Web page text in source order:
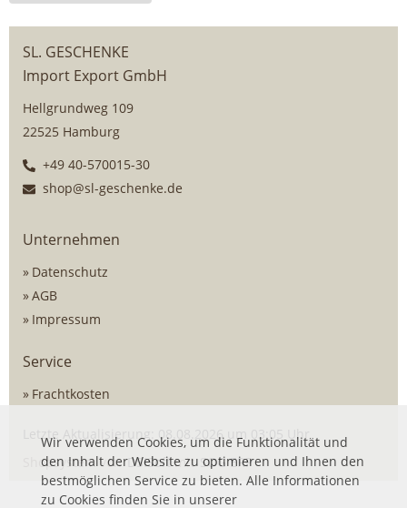
SL. GESCHENKE
Import Export GmbH
Hellgrundweg 109
22525 Hamburg
+49 40-570015-30
shop@sl-geschenke.de
Unternehmen
Datenschutz
AGB
Impressum
Service
Frachtkosten
Letzte Aktualisierung: 08.08.2026 um 03:05 Uhr
Shopsystem vonDSISoftmit SOG ERP
Wir verwenden Cookies, um die Funktionalität und
den Inhalt der Website zu optimieren und Ihnen den
bestmöglichen Service zu bieten. Alle Informationen
zu Cookies finden Sie in unserer